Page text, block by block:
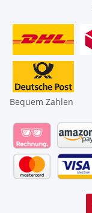
Bequem Zahlen